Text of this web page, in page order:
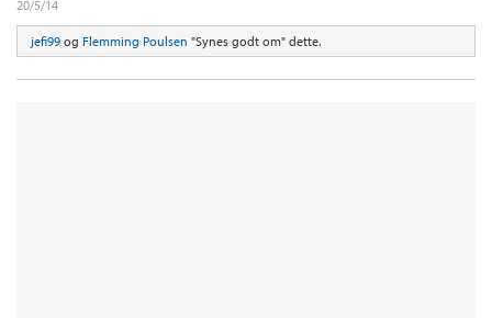
20/5/14
jefi99 og Flemming Poulsen "Synes godt om" dette.